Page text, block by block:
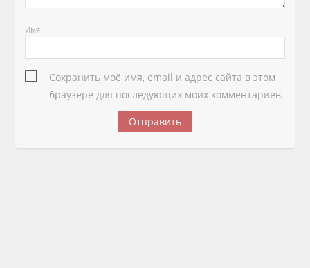
Имя
Сохранить моё имя, email и адрес сайта в этом
браузере для последующих моих комментариев.